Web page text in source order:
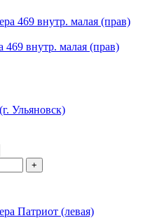
469 внутр. малая (прав)
Ульяновск)
+